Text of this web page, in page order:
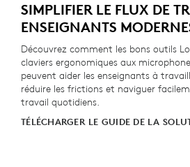
SIMPLIFIER LE FLUX DE
ENSEIGNANTS
Découvrez comment les bons outils
claviers ergonomiques aux
peuvent aider les enseignants à
réduire les frictions et naviguer
travail quotidiens.
TÉLÉCHARGER LE GUIDE DE LA